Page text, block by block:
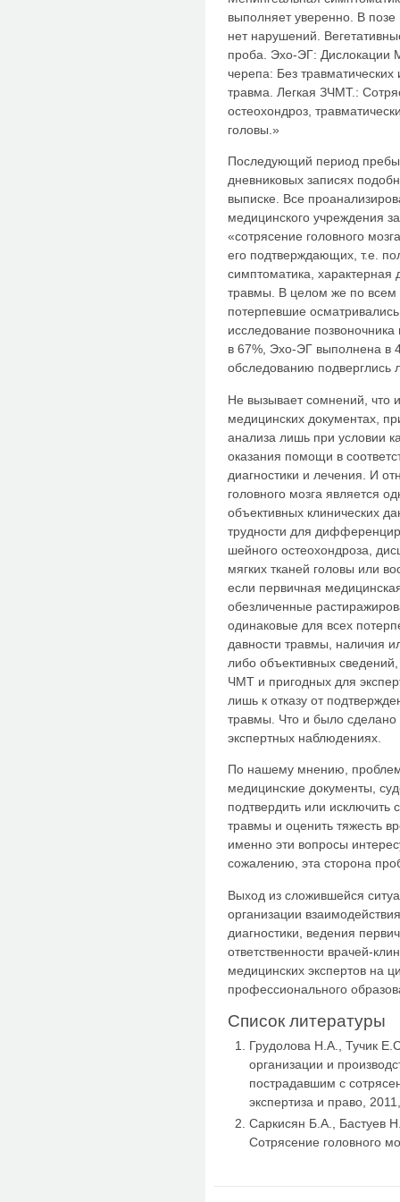
выполняет уверенно. В
нет нарушений.
проба. Эхо-ЭГ: Дислокации
черепа: Без
травма. Легкая ЗЧМТ.:
остеохондроз,
головы.»
Последующий период
дневниковых записях
выписке. Все
медицинского учреждения
«сотрясение головного
его подтверждающих, т.е.
симптоматика, характерная
травмы. В целом же по
потерпевшие
исследование
в 67%, Эхо-ЭГ выполнена в
обследованию подверглись
Не вызывает сомнений,
медицинских документах,
анализа лишь при условии
оказания помощи в
диагностики и лечения. И
головного мозга является
объективных клинических
трудности для
шейного остеохондроза,
мягких тканей головы или
если первичная
обезличенные
одинаковые для всех
давности травмы, наличия
либо объективных
ЧМТ и пригодных для
лишь к отказу от
травмы. Что и было сделано
экспертных наблюдениях.
По нашему мнению,
медицинские документы,
подтвердить или
травмы и оценить тяжесть
именно эти вопросы
сожалению, эта сторона
Выход из сложившейся
организации
диагностики, ведения
ответственности врачей-
медицинских экспертов на
профессионального
Список литературы
Грудолова Н.А., Тучик
организации и
пострадавшим с
экспертиза и право,
Саркисян Б.А., Бастуев
Сотрясение головного